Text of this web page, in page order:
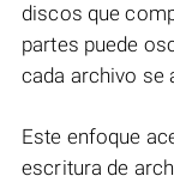
discos que
partes puede
cada archivo se
Este enfoque
escritura de